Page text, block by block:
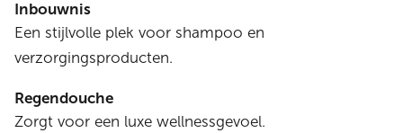
Inbouwnis
Een stijlvolle plek voor shampoo en
verzorgingsproducten.
Regendouche
Zorgt voor een luxe wellnessgevoel.